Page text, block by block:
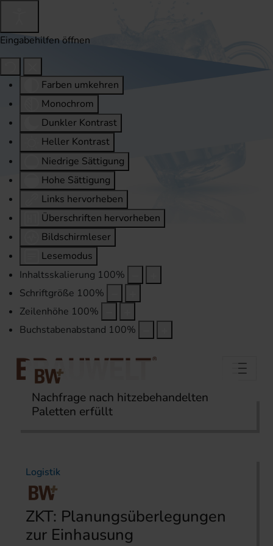
Eingabehilfen öffnen
Farben umkehren
Monochrom
Dunkler Kontrast
Heller Kontrast
Niedrige Sättigung
Hohe Sättigung
Links hervorheben
Überschriften hervorheben
Bildschirmleser
Lesemodus
Inhaltsskalierung 100%
Schriftgröße 100%
Zeilenhöhe 100%
Buchstabenabstand 100%
Startseite Themen
Nachfrage nach hitzebehandelten
Paletten erfüllt
Logistik
ZKT: Planungsüberlegungen
zur Einhausung